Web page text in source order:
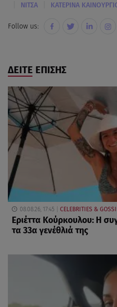
ΝΙΤΣΑ KΑΤΕΡΙΝΑ
Follow us:
ΔΕΙΤΕ ΕΠΙΣΗΣ
08.08.26, 17:45 CELEBRITIES &
Εριέττα Κούρκουλου: Η
τα 33α γενέθλιά της